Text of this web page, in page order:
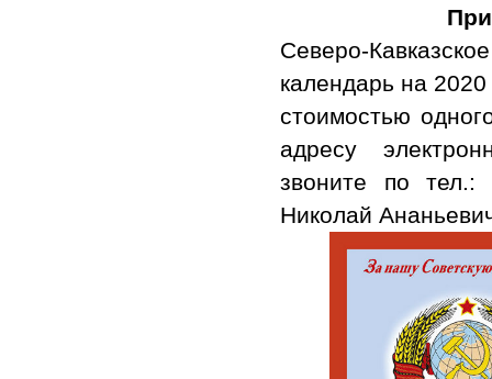
Северо-
календарь на
стоимостью
адресу
звоните по тел.:
Николай